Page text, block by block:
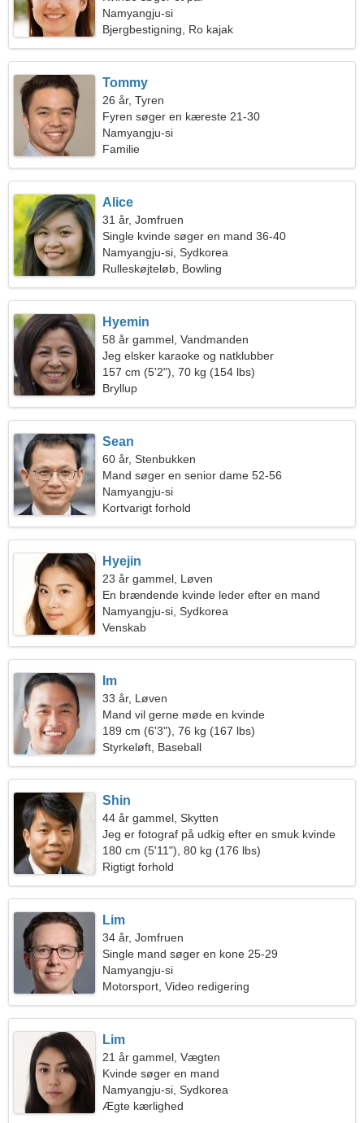
Namyangju-si
Bjergbestigning, Ro kajak
Tommy
26 år, Tyren
Fyren søger en kæreste 21-30
Namyangju-si
Familie
Alice
31 år, Jomfruen
Single kvinde søger en mand 36-40
Namyangju-si, Sydkorea
Rulleskøjteløb, Bowling
Hyemin
58 år gammel, Vandmanden
Jeg elsker karaoke og natklubber
157 cm (5'2"), 70 kg (154 lbs)
Bryllup
Sean
60 år, Stenbukken
Mand søger en senior dame 52-56
Namyangju-si
Kortvarigt forhold
Hyejin
23 år gammel, Løven
En brændende kvinde leder efter en mand
Namyangju-si, Sydkorea
Venskab
Im
33 år, Løven
Mand vil gerne møde en kvinde
189 cm (6'3"), 76 kg (167 lbs)
Styrkeløft, Baseball
Shin
44 år gammel, Skytten
Jeg er fotograf på udkig efter en smuk kvinde
180 cm (5'11"), 80 kg (176 lbs)
Rigtigt forhold
Lim
34 år, Jomfruen
Single mand søger en kone 25-29
Namyangju-si
Motorsport, Video redigering
Lim
21 år gammel, Vægten
Kvinde søger en mand
Namyangju-si, Sydkorea
Ægte kærlighed